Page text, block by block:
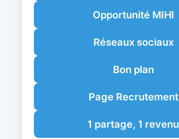
Opportunité MIHI
Réseaux sociaux
Bon plan
Page Recrutement
1 partage, 1 revenu